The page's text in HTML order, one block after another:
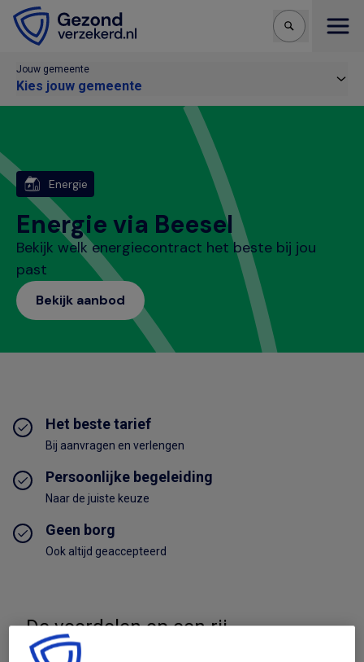
Jouw gemeente
Kies jouw gemeente
Energie
Energie via Beesel
Bekijk welk energiecontract het beste bij jou
past
Bekijk aanbod
Het beste tarief
Bij aanvragen en verlengen
Persoonlijke begeleiding
Naar de juiste keuze
Geen borg
Ook altijd geaccepteerd
De voordelen op een rij
Bekijk aanbod